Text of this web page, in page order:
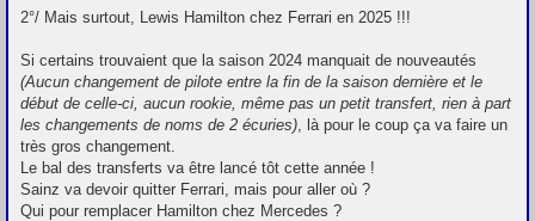
e
2°/ Mais surtout, Lewis Hamilton chez Ferrari en 2025 !!!
Si certains trouvaient que la saison 2024 manquait de nouveautés
(Aucun changement de pilote entre la fin de la saison dernière et le
début de celle-ci, aucun rookie, même pas un petit transfert, rien à part
les changements de noms de 2 écuries) , là pour le coup ça va faire un
très gros changement.
Le bal des transferts va être lancé tôt cette année !
Sainz va devoir quitter Ferrari, mais pour aller où ?
Qui pour remplacer Hamilton chez Mercedes ?